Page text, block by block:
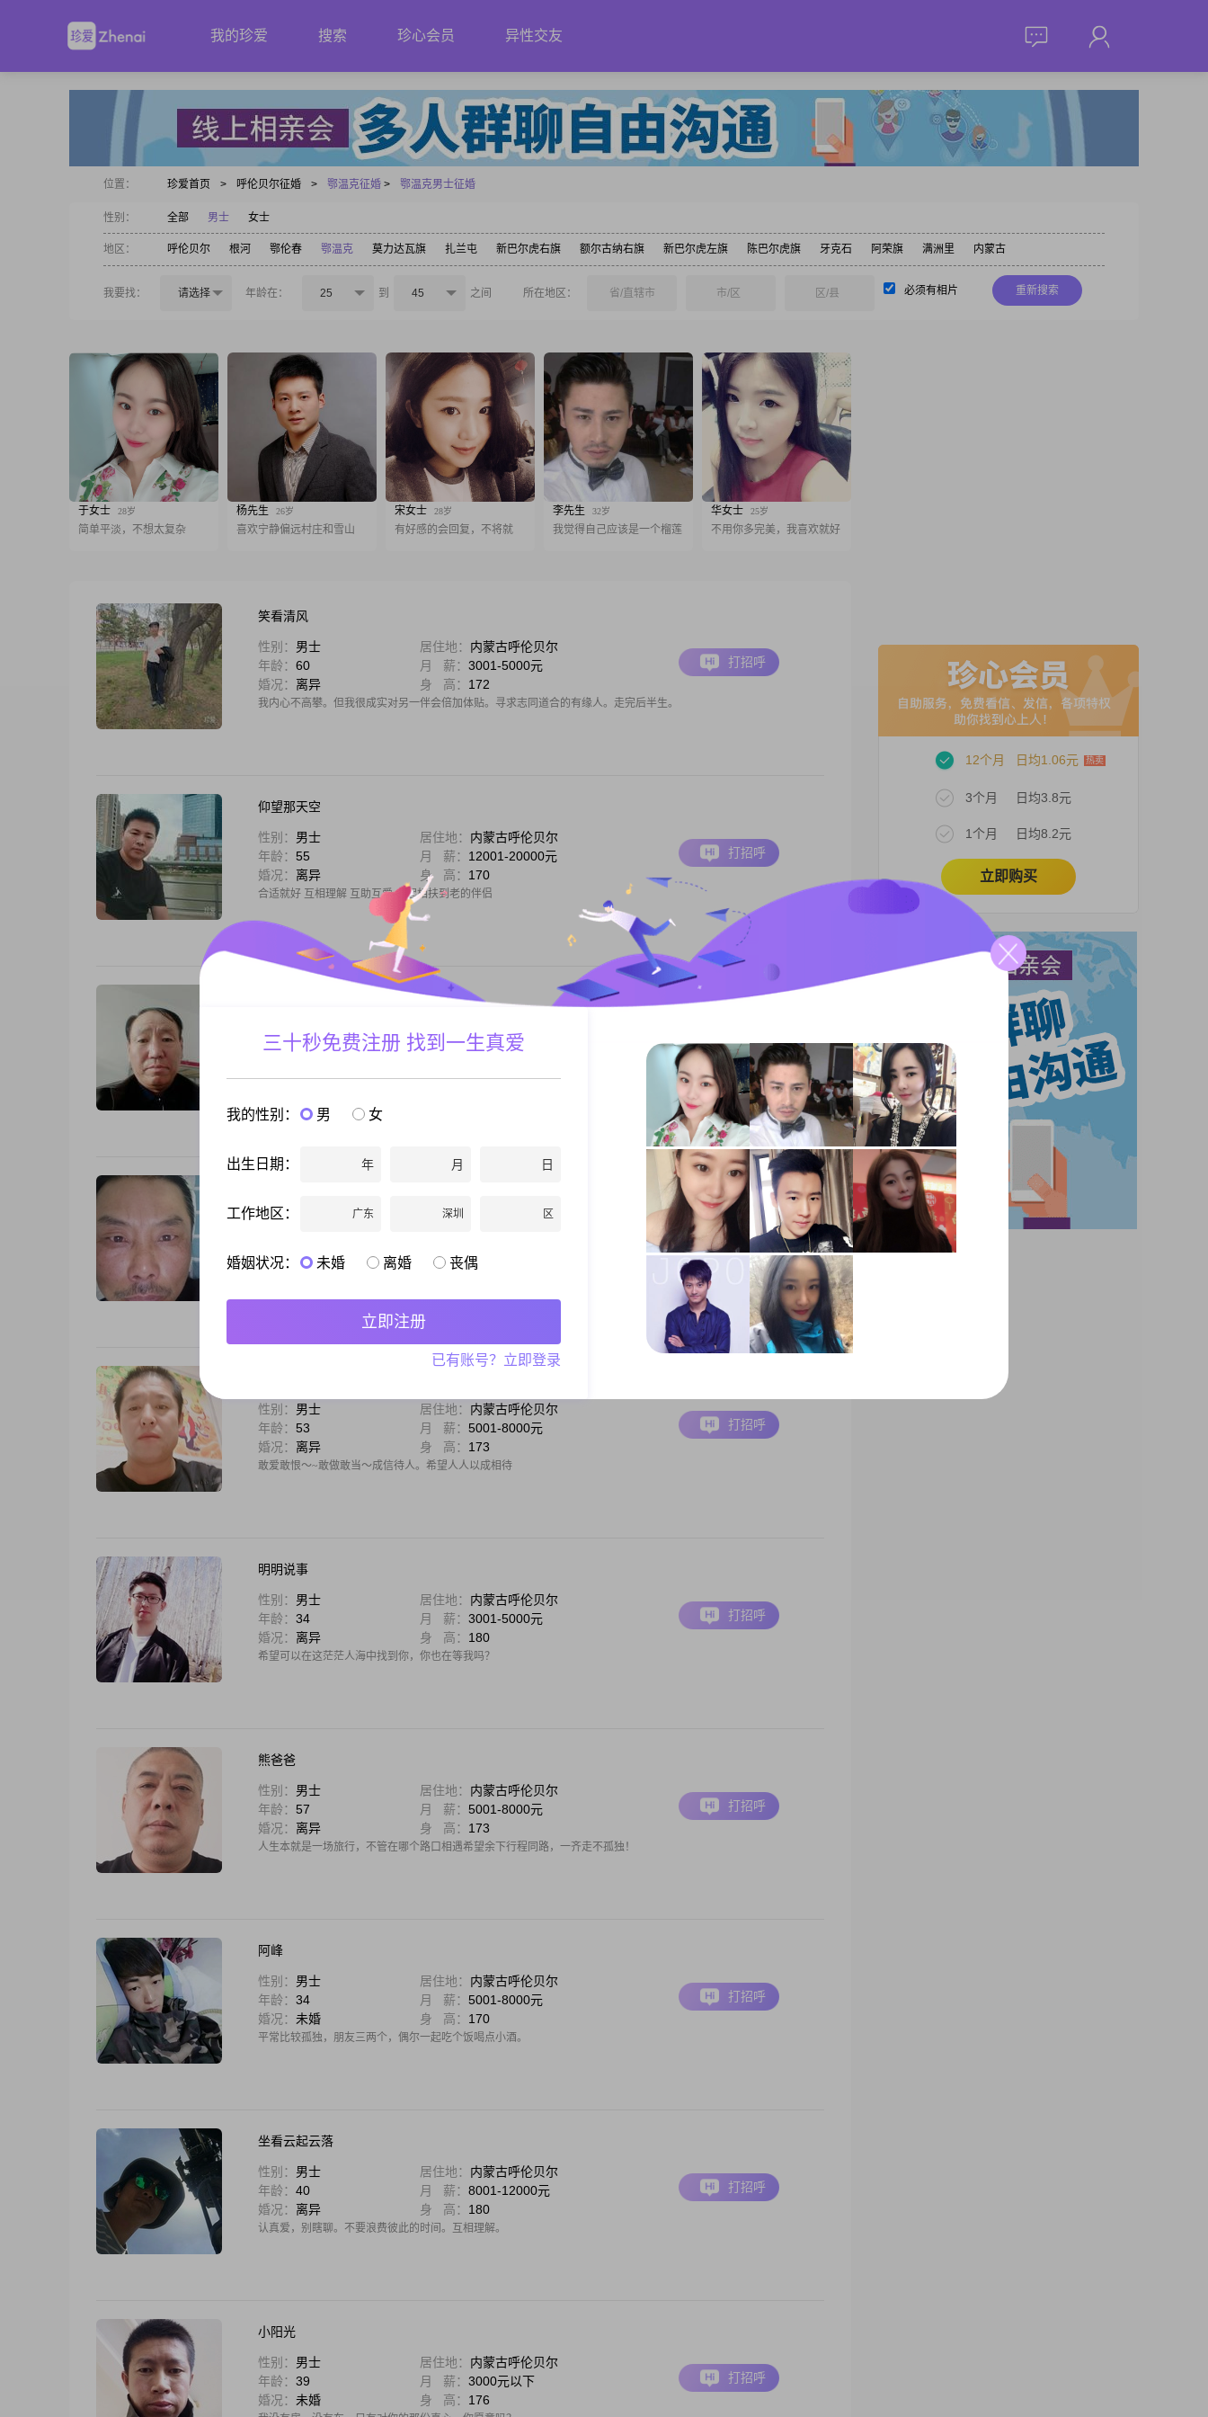
我的珍爱 搜索 珍心会员 异性交友
位置： 珍爱首页 > 呼伦贝尔征婚 > 鄂温克征婚 > 鄂温克男士征婚
性别： 全部 男士 女士
地区： 呼伦贝尔 根河 鄂伦春 鄂温克 莫力达瓦旗 扎兰屯 新巴尔虎右旗 额尔古纳右旗 新巴尔虎左旗 陈巴尔虎旗 牙克石 阿荣旗 满洲里 内蒙古
我要找： 请选择 年龄在： 25 到 45 之间 所在地区： 省/直辖市 市/区 区/县 必须有相片 重新搜索
于女士 28岁
简单平淡，不想太复杂
杨先生 26岁
喜欢宁静偏远村庄和雪山
宋女士 28岁
有好感的会回复，不将就
李先生 32岁
我觉得自己应该是一个榴莲
华女士 25岁
不用你多完美，我喜欢就好
笑看清风
性别： 男士 居住地： 内蒙古呼伦贝尔
年龄： 60 月 薪： 3001-5000元
婚况： 离异 身 高： 172
我内心不高攀。但我很成实对另一伴会倍加体贴。寻求志同道合的有缘人。走完后半生。
打招呼
仰望那天空
性别： 男士 居住地： 内蒙古呼伦贝尔
年龄： 55 月 薪： 12001-20000元
婚况： 离异 身 高： 170
合适就好 互相理解 互助互爱 一起相扶到老的伴侣
打招呼
年龄：61 月 薪：5001-8000元
我想成为，孤胆英俊没成，孤芳自赏不行，孤独求败没要，孤陋寡闻，孤枕难眠，孤苦伶仃，孤单寂寞，孤家寡人。和
时有她呀。我独自在梧桐树上建造了鸟巢，不知何时引来金凤凰。独自一人，独守空房，独来独往。你想和我结伴同行
吗？执子之手，与子偕老。我想与我的心爱之人共度余生。我没有不良噬好，是一个爱家家居的男人。想有一位温柔贤
打招呼
性别： 居住地：
内蒙古呼伦贝尔
婚况：
离异 身 高：179
打招呼
性别： 男士 居住地： 内蒙古呼伦贝尔
年龄： 53 月 薪： 5001-8000元
婚况： 离异 身 高： 173
敢爱敢恨～~敢做敢当～成信待人。希望人人以成相待
打招呼
明明说事
性别： 男士 居住地： 内蒙古呼伦贝尔
年龄： 34 月 薪： 3001-5000元
婚况： 离异 身 高： 180
希望可以在这茫茫人海中找到你，你也在等我吗？
打招呼
熊爸爸
性别： 男士 居住地： 内蒙古呼伦贝尔
年龄： 57 月 薪： 5001-8000元
婚况： 离异 身 高： 173
人生本就是一场旅行，不管在哪个路口相遇希望余下行程同路，一齐走不孤独！
打招呼
阿峰
性别： 男士 居住地： 内蒙古呼伦贝尔
年龄： 34 月 薪： 5001-8000元
婚况： 未婚 身 高： 170
平常比较孤独，朋友三两个，偶尔一起吃个饭喝点小酒。
打招呼
坐看云起云落
性别： 男士 居住地： 内蒙古呼伦贝尔
年龄： 40 月 薪： 8001-12000元
婚况： 离异 身 高： 180
认真爱，别瞎聊。不要浪费彼此的时间。互相理解。
打招呼
小阳光
性别： 男士 居住地： 内蒙古呼伦贝尔
年龄： 39 月 薪： 3000元以下
婚况： 未婚 身 高： 176
打招呼
12个月 日均1.06元
3个月 日均3.8元
1个月 日均8.2元
立即购买
三十秒免费注册 找到一生真爱
我的性别： 男 女
出生日期： 年 月 日
工作地区： 广东 深圳 区
婚姻状况： 未婚 离婚 丧偶
立即注册
已有账号？立即登录